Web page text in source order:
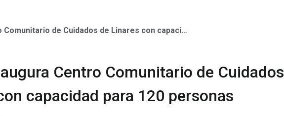
de Cuidados de Linares con capacidad para 120 personas
Centro Comunitario de Cuidados
capacidad para 120 personas